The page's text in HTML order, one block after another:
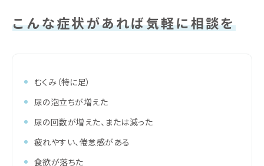
こんな症状があれば気軽に相談を
むくみ（特に足）
尿の泡立ちが増えた
尿の回数が増えた、または減った
疲れやすい、倦怠感がある
食欲が落ちた